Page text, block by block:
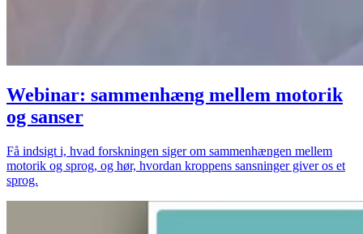
Webinar: sammenhæng mellem motorik
og sanser
Få indsigt i, hvad forskningen siger om sammenhængen mellem
motorik og sprog, og hør, hvordan kroppens sansninger giver os et
sprog.